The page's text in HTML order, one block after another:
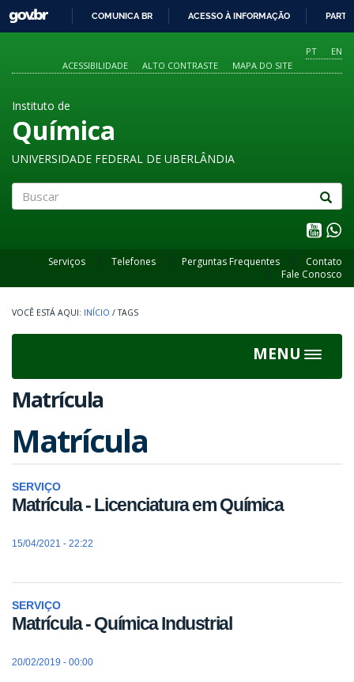
O
CONTEÚDO
GOVBR
COMUNICA BR ACESSO À INFORMAÇÃO
PT
EN
ACESSIBILIDADE
ALTO CONTRASTE MAPA DO SITE
Instituto de
Química
UNIVERSIDADE FEDERAL DE UBERLÂNDIA
Serviços Telefones Perguntas Frequentes
Contato
Fale Conosco
INÍCIO / TAGS
MENU
Toggle
Matrícula
Matrícula
SERVIÇO
Matrícula - Licenciatura em Química
15/04/2021 - 22:22
SERVIÇO
Matrícula - Química Industrial
20/02/2019 - 00:00